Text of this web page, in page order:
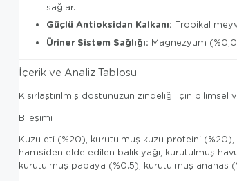
sağlar.
Güçlü Antioksidan Kalkanı: Tropikal
Üriner Sistem Sağlığı: Magnezyum
İçerik ve Analiz Tablosu
Kısırlaştırılmış dostunuzun zindeliği için
Bileşimi
Kuzu eti (%20), kurutulmuş kuzu proteini
hamsiden elde edilen balık yağı, kurutulmuş
kurutulmuş papaya (%0.5), kurutulmuş ananas